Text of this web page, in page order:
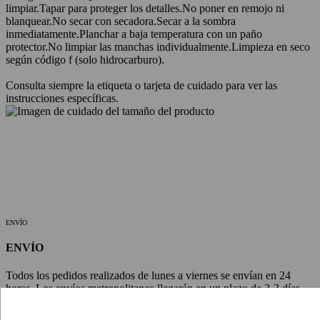
limpiar.Tapar para proteger los detalles.No poner en remojo ni
blanquear.No secar con secadora.Secar a la sombra
inmediatamente.Planchar a baja temperatura con un paño
protector.No limpiar las manchas individualmente.Limpieza en seco
según código f (solo hidrocarburo).
Consulta siempre la etiqueta o tarjeta de cuidado para ver las
instrucciones específicas.
ENVÍO
ENVÍO
Todos los pedidos realizados de lunes a viernes se envían en 24
horas. Los envíos metropolitanos llegarán en un plazo de 2-3 días